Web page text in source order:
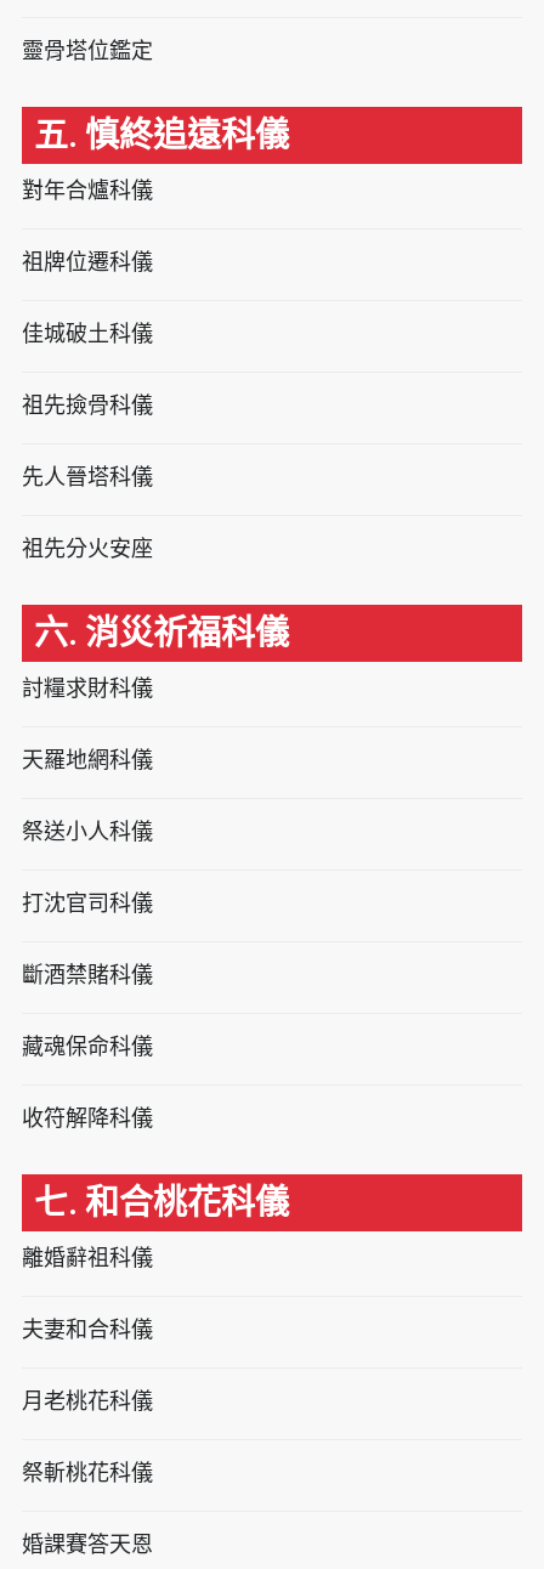
靈骨塔位鑑定
五. 慎終追遠科儀
對年合爐科儀
祖牌位遷科儀
佳城破土科儀
祖先撿骨科儀
先人晉塔科儀
祖先分火安座
六. 消災祈福科儀
討糧求財科儀
天羅地網科儀
祭送小人科儀
打沈官司科儀
斷酒禁賭科儀
藏魂保命科儀
收符解降科儀
七. 和合桃花科儀
離婚辭祖科儀
夫妻和合科儀
月老桃花科儀
祭斬桃花科儀
婚課賽答天恩